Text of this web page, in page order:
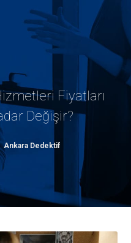
Fiyatları
Değişir?
Ankara Dedektif